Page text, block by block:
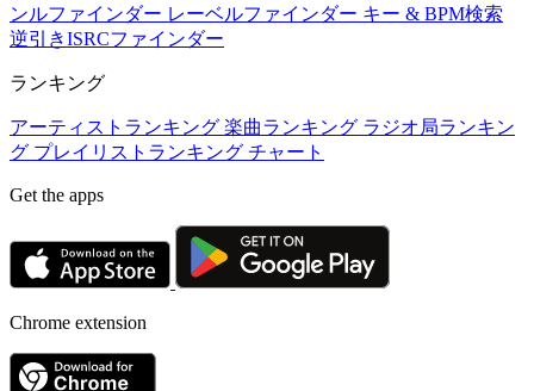
ンルファインダー レーベルファインダー キー & BPM検索
逆引きISRCファインダー
ランキング
アーティストランキング 楽曲ランキング ラジオ局ランキン
グ プレイリストランキング チャート
Get the apps
Chrome extension